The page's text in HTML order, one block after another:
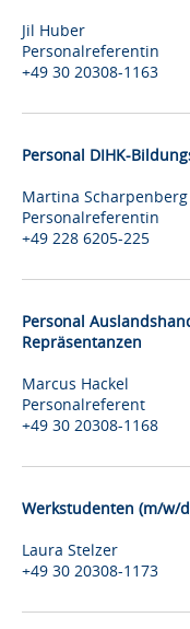
Jil Huber
Personalreferentin
+49 30 20308-1163
Personal DIHK-
Martina Scharpenberg
Personalreferentin
+49 228 6205-225
Personal
Repräsentanzen
Marcus Hackel
Personalreferent
+49 30 20308-1168
Werkstudenten (m/w/
Laura Stelzer
+49 30 20308-1173